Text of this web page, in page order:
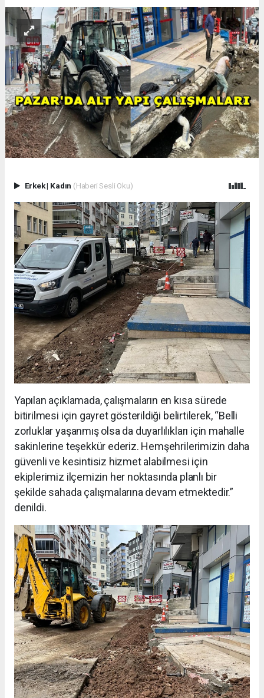
Erkek| Kadın (Haberi Sesli Oku)
Yapılan açıklamada, çalışmaların en kısa sürede
bitirilmesi için gayret gösterildiği belirtilerek, “Belli
zorluklar yaşanmış olsa da duyarlılıkları için mahalle
sakinlerine teşekkür ederiz. Hemşehrilerimizin daha
güvenli ve kesintisiz hizmet alabilmesi için
ekiplerimiz ilçemizin her noktasında planlı bir
şekilde sahada çalışmalarına devam etmektedir.”
denildi.